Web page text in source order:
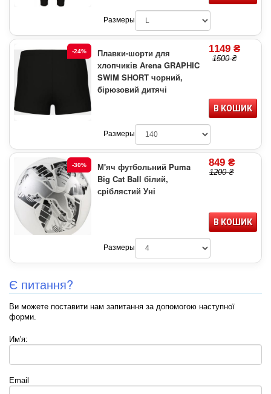
Размеры
-24%
Плавки-шорти для
хлопчиків Arena GRAPHIC
SWIM SHORT чорний,
бірюзовий дитячі
1149 ₴
1500 ₴
В КОШИК
Размеры
-30%
М'яч футбольний Puma
Big Cat Ball білий,
сріблястий Уні
849 ₴
1200 ₴
В КОШИК
Размеры
Є питання?
Ви можете поставити нам запитання за допомогою наступної
форми.
Им'я:
Email